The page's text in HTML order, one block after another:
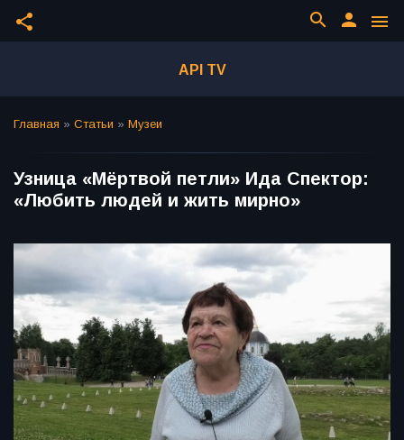
share menu
person
search
API TV
Главная » Статьи » Музеи
Узница «Мёртвой петли» Ида Спектор:
«Любить людей и жить мирно»